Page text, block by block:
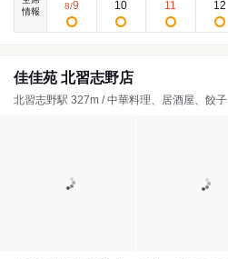
情報
8/9 10 11 12
佳佳苑 北習志野店
北習志野駅 327m / 中華料理、居酒屋、餃子